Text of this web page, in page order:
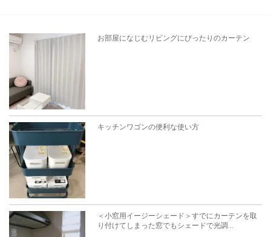
お部屋になじむリビングにぴったりのカーテン
キッチンワゴンの便利な使い方
＜小窓用イージーシェード＞すでにカーテンを取
り付けてしまった窓でもシェードで光調...